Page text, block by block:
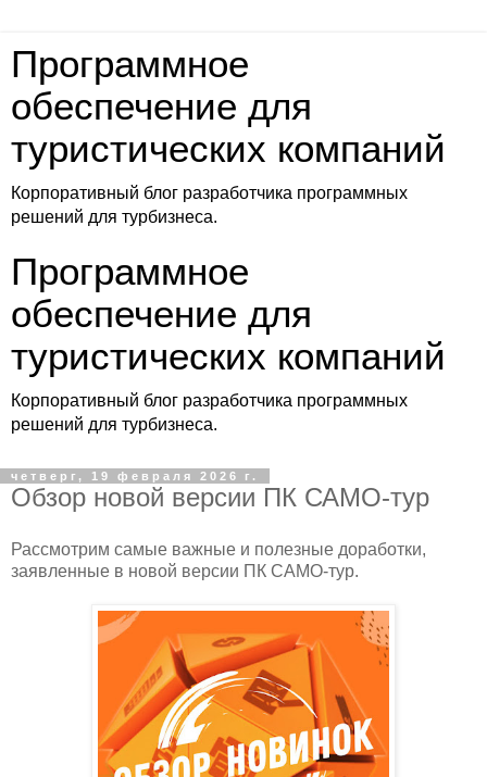
Программное
обеспечение для
туристических компаний
Корпоративный блог разработчика программных
решений для турбизнеса.
Программное
обеспечение для
туристических компаний
Корпоративный блог разработчика программных
решений для турбизнеса.
четверг, 19 февраля 2026 г.
Обзор новой версии ПК САМО-тур
Рассмотрим самые важные и полезные доработки,
заявленные в новой версии ПК САМО-тур.